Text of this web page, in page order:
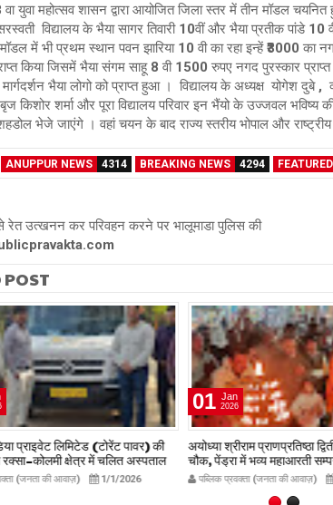
वा युवा महोत्सव शासन द्वारा आयोजित जिला स्तर में तीन मॉडल
सरस्वती विद्यालय के भैया सागर तिवारी 10वीं और भैया प्रतीक पांडे
में भी प्रथम स्थान पवन झारिया 10 वी का रहा इन्हें ₹3000 का
किया जिसमें भैया संगम साहू 8 वी 1500 रुपए नगद पुरस्कार
भैया लोगो को प्राप्त हुआ । विद्यालय के अध्यक्ष योगेश दुबे
बृज किशोर शर्मा और पूरा विद्यालय परिवार इन भैंयो के उज्जवल
शहडोल भेजे जाएंगे । वहां चयन के बाद राज्य स्तरीय भोपाल और
ANUPPUR NEWS 4314 BREAKING NEWS 4294
उत्खनन कर परिवहन करने पर भालूमाडा पुलिस की
publicpravakta.com
POST
प्राइवेट लिमिटेड (टोरेंट पावर) की
क्षेत्र में चलित अस्पताल
शुभारंभ
(जनता की आवाज़) 1/1/2026
01 Jan
2026
अयोध्या श्रीराम प्राणप्रतिष्ठा द्वितीय
चौक, पेंड्रा में भव्य महाआरती सम्पन्न
publicpravakta.com
पब्लिक प्रवक्ता (जनता की आवाज़) 1/